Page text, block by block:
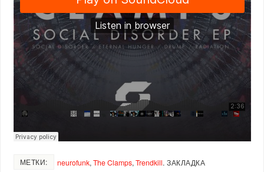
МЕТКИ: neurofunk, The Clamps, Trendkill. ЗАКЛАДКА